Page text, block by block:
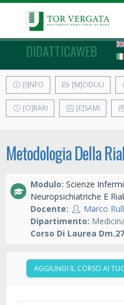
DIDATTICAWEB
[I]NFO [M]ODULI
[O]RARI [E]SAMI
Metodologia Della
Modulo: Scienze
Neuropsichiatriche E
Docente:
Marco
Dipartimento:
Corso Di Laurea
AGGIUNGI IL CORSO AI